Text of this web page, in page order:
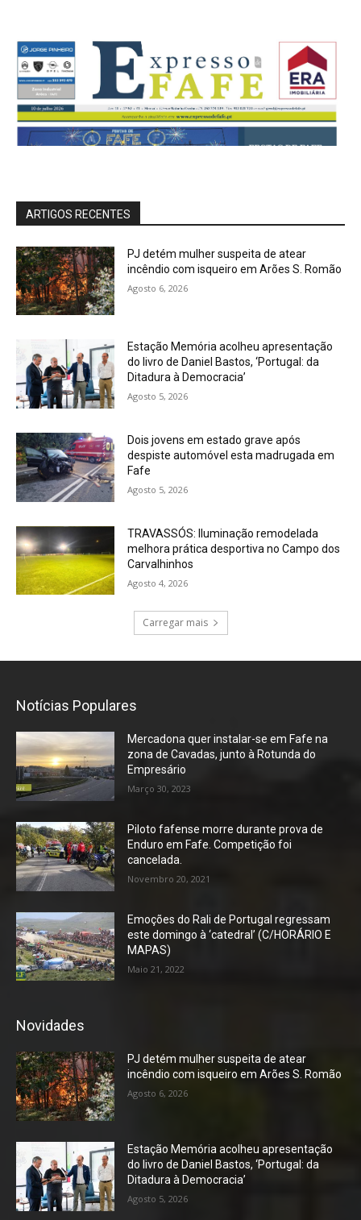
ARTIGOS RECENTES
PJ detém mulher suspeita de atear
incêndio com isqueiro em Arões S. Romão
Agosto 6, 2026
Estação Memória acolheu apresentação
do livro de Daniel Bastos, ‘Portugal: da
Ditadura à Democracia’
Agosto 5, 2026
Dois jovens em estado grave após
despiste automóvel esta madrugada em
Fafe
Agosto 5, 2026
TRAVASSÓS: Iluminação remodelada
melhora prática desportiva no Campo dos
Carvalhinhos
Agosto 4, 2026
Carregar mais
Notícias Populares
Mercadona quer instalar-se em Fafe na
zona de Cavadas, junto à Rotunda do
Empresário
Março 30, 2023
Piloto fafense morre durante prova de
Enduro em Fafe. Competição foi
cancelada.
Novembro 20, 2021
Emoções do Rali de Portugal regressam
este domingo à ‘catedral’ (C/HORÁRIO E
MAPAS)
Maio 21, 2022
Novidades
PJ detém mulher suspeita de atear
incêndio com isqueiro em Arões S. Romão
Agosto 6, 2026
Estação Memória acolheu apresentação
do livro de Daniel Bastos, ‘Portugal: da
Ditadura à Democracia’
Agosto 5, 2026